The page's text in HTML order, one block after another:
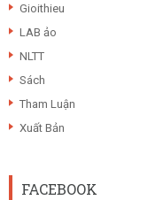
Gioithieu
LAB ảo
NLTT
Sách
Tham Luận
Xuất Bản
FACEBOOK